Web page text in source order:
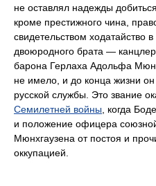
не оставлял надежды
кроме престижного чина,
свидетельством ходатайство
двоюродного брата —
барона Герлаха Адольфа
не имело, и до конца жизни
русской службы. Это звание
Семилетней войны , когда
и положение офицера
Мюнхгаузена от постоя и
оккупацией.